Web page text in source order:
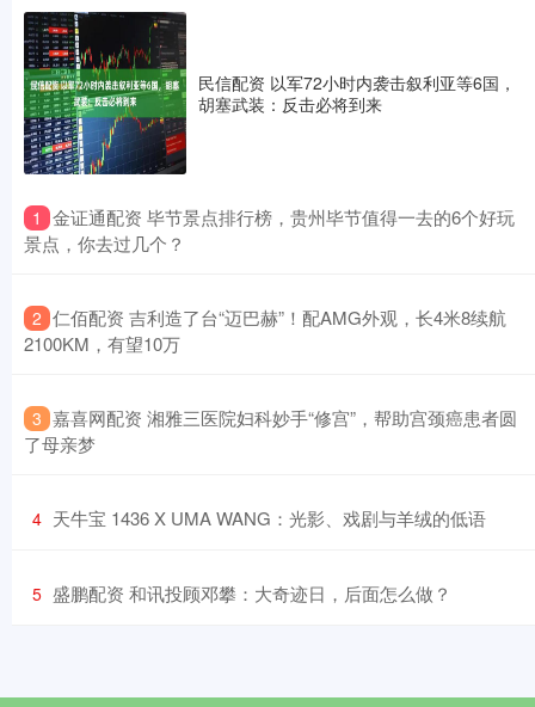
民信配资 以军72小时内袭击叙利亚等6国，
胡塞武装：反击必将到来
1 ​金证通配资 毕节景点排行榜，贵州毕节值得一去的6个好玩
景点，你去过几个？
2 ​仁佰配资 吉利造了台“迈巴赫”！配AMG外观，长4米8续航
2100KM，有望10万
3 ​嘉喜网配资 湘雅三医院妇科妙手“修宫”，帮助宫颈癌患者圆
了母亲梦
4 ​天牛宝 1436 X UMA WANG：光影、戏剧与羊绒的低语
5 ​盛鹏配资 和讯投顾邓攀：大奇迹日，后面怎么做？